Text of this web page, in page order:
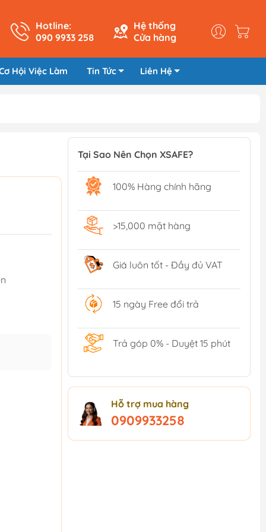
Hotline:
090 9933 258
Hệ thống
Cửa hàng
Hội Việc Làm Tin Tức Liên Hệ
Tại Sao Nên Chọn XSAFE?
100% Hàng chính hãng
>15,000 mặt hàng
Giá luôn tốt - Đầy đủ VAT
15 ngày Free đổi trả
Trả góp 0% - Duyệt 15 phút
Hỗ trợ mua hàng
0909933258